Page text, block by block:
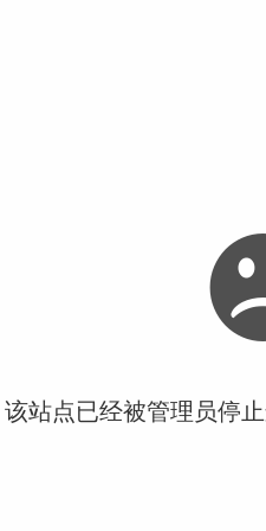
站点已经被管理员停